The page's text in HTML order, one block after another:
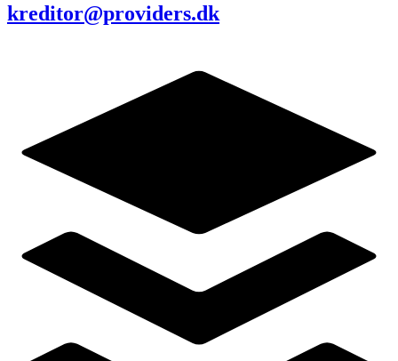
kreditor@providers.dk